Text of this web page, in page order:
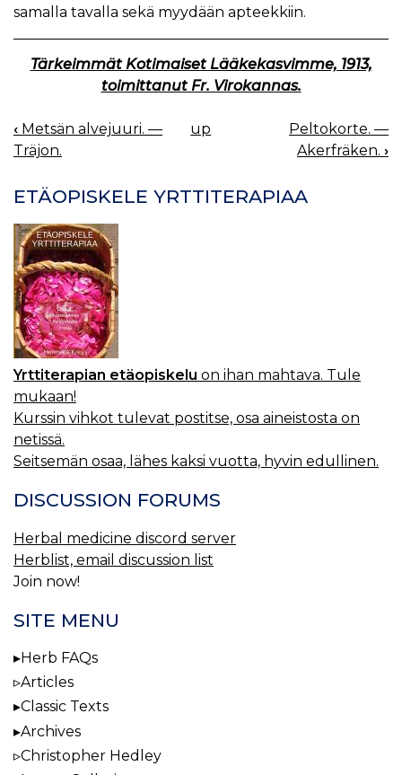
samalla tavalla sekä myydään apteekkiin.
Tärkeimmät Kotimaiset Lääkekasvimme, 1913,
toimittanut Fr. Virokannas.
BOOK
NAVIGATION
‹ Metsän alvejuuri. —
Träjon.
up
Peltokorte. —
Akerfräken. ›
ETÄOPISKELE YRTTITERAPIAA
Yrttiterapian etäopiskelu on ihan mahtava. Tule
mukaan!
Kurssin vihkot tulevat postitse, osa aineistosta on
netissä.
Seitsemän osaa, lähes kaksi vuotta, hyvin edullinen.
DISCUSSION FORUMS
Herbal medicine discord server
Herblist, email discussion list
Join now!
SITE MENU
Herb FAQs
Articles
Classic Texts
Archives
Christopher Hedley